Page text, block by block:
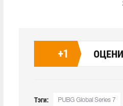
+1
Тэги: PUBG Global Series 7